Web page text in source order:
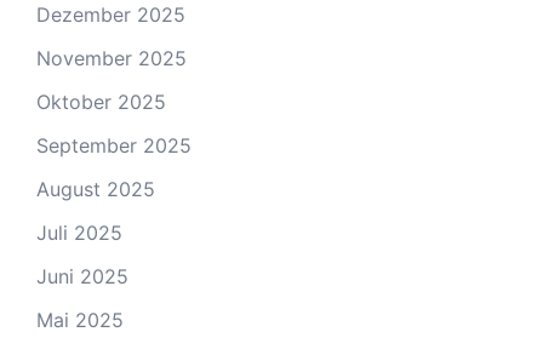
Dezember 2025
November 2025
Oktober 2025
September 2025
August 2025
Juli 2025
Juni 2025
Mai 2025